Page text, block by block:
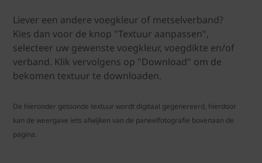
Liever een andere voegkleur of metselverband?
Kies dan voor de knop "Textuur aanpassen",
selecteer uw gewenste voegkleur, voegdikte en/of
verband. Klik vervolgens op "Download" om de
bekomen textuur te downloaden.
De hieronder getoonde textuur wordt digitaal gegenereerd, hierdoor
kan de weergave iets afwijken van de paneelfotografie bovenaan de
pagina.